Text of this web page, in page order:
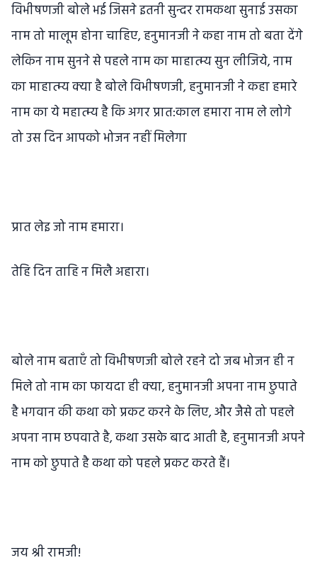
विभीषणजी बोले भई जिसने इतनी सुन्दर रामकथा सुनाई उसका
नाम तो मालूम होना चाहिए, हनुमानजी ने कहा नाम तो बता देंगे
लेकिन नाम सुनने से पहले नाम का माहात्म्य सुन लीजिये, नाम
का माहात्म्य क्या है बोले विभीषणजी, हनुमानजी ने कहा हमारे
नाम का ये महात्म्य है कि अगर प्रात:काल हमारा नाम ले लोगे
तो उस दिन आपको भोजन नहीं मिलेगा
प्रात लेइ जो नाम हमारा।
तेहि दिन ताहि न मिलै अहारा।
बोले नाम बताएँ तो विभीषणजी बोले रहने दो जब भोजन ही न
मिले तो नाम का फायदा ही क्या, हनुमानजी अपना नाम छुपाते
है भगवान की कथा को प्रकट करने के लिए, और जैसे तो पहले
अपना नाम छपवाते है, कथा उसके बाद आती है, हनुमानजी अपने
नाम को छुपाते है कथा को पहले प्रकट करते हैं।
जय श्री रामजी!